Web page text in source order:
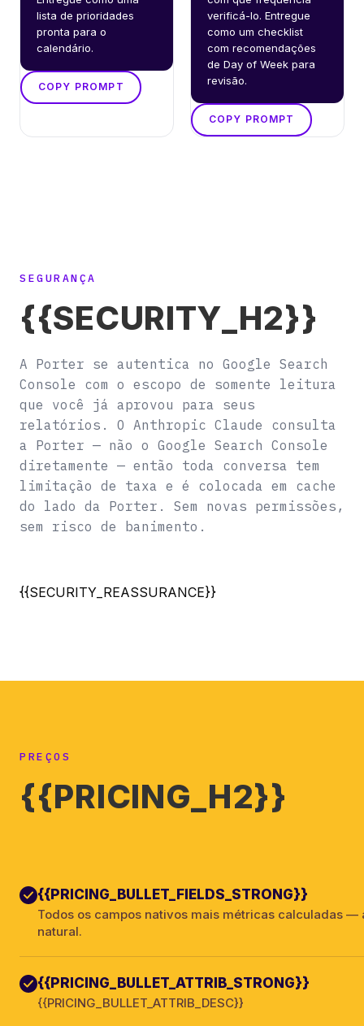
lista de prioridades
pronta para o
calendário.
COPY PROMPT
verificá-lo. Entregue
como um checklist
com recomendações
de Day of Week para
revisão.
COPY PROMPT
SEGURANÇA
{{SECURITY_H2}}
A Porter se autentica no Google Search
Console com o escopo de somente leitura
que você já aprovou para seus
relatórios. O Anthropic Claude consulta
a Porter — não o Google Search Console
diretamente — então toda conversa tem
limitação de taxa e é colocada em cache
do lado da Porter. Sem novas permissões,
sem risco de banimento.
{{SECURITY_REASSURANCE}}
PREÇOS
{{PRICING_H2}}
{{PRICING_BULLET_FIELDS_STRONG}}
Todos os campos nativos mais métricas calculadas
natural.
{{PRICING_BULLET_ATTRIB_STRONG}}
{{PRICING_BULLET_ATTRIB_DESC}}